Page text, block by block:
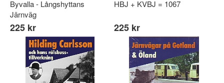
Byvalla - Långshyttans
Järnväg
225 kr
HBJ + KVBJ = 1067
225 kr